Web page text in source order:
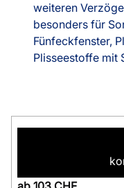
weiteren
besonders für
Fünfeckfenster,
Plisseestoffe mit